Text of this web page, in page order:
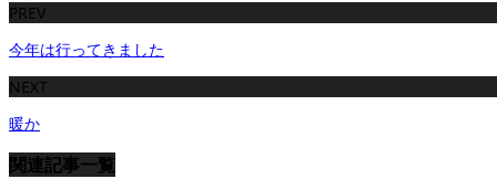
PREV
今年は行ってきました
NEXT
暖か
関連記事一覧